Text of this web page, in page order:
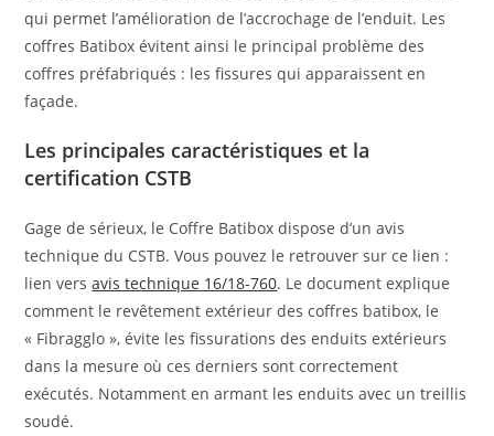
qui permet l’amélioration de l’accrochage de l’enduit. Les
coffres Batibox évitent ainsi le principal problème des
coffres préfabriqués : les fissures qui apparaissent en
façade.
Les principales caractéristiques et la
certification CSTB
Gage de sérieux, le Coffre Batibox dispose d’un avis
technique du CSTB. Vous pouvez le retrouver sur ce lien :
lien versavis technique 16/18-760. Le document explique
comment le revêtement extérieur des coffres batibox, le
« Fibragglo », évite les fissurations des enduits extérieurs
dans la mesure où ces derniers sont correctement
exécutés. Notamment en armant les enduits avec un treillis
soudé.